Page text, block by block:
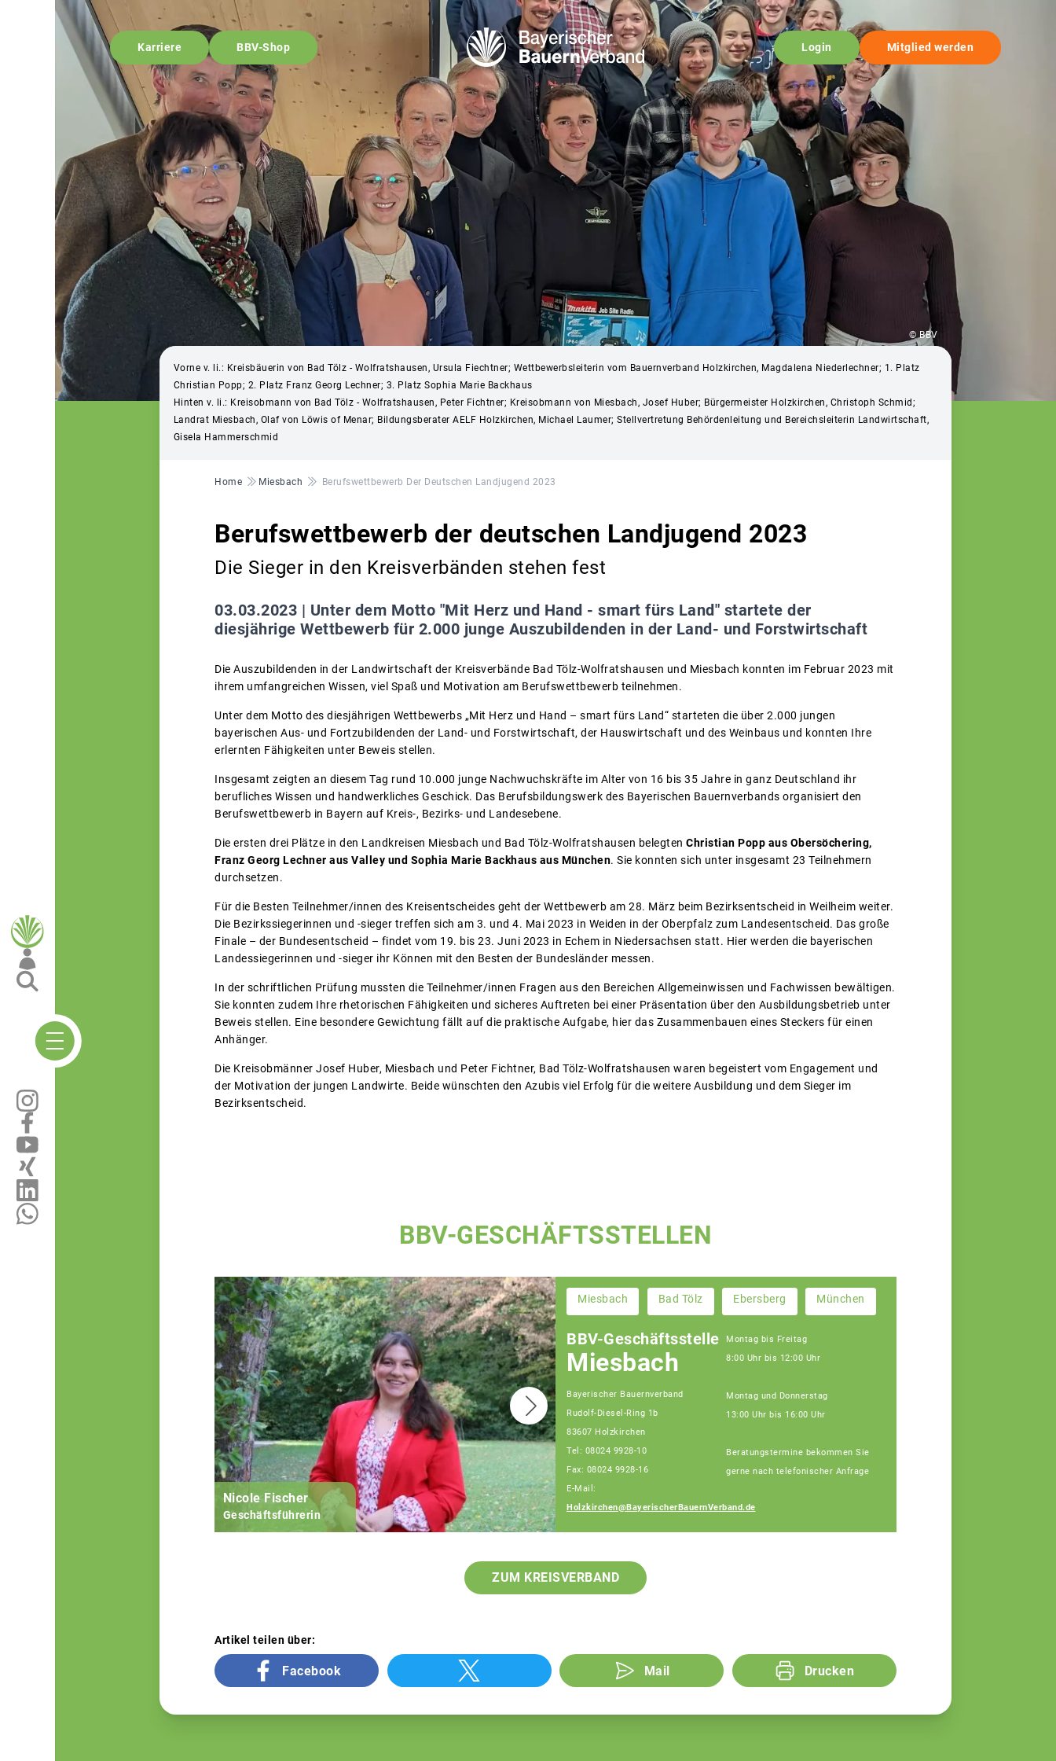
Karriere BBV-Shop Login Mitglied werden
© BBV
Vorne v. li.: Kreisbäuerin von Bad Tölz - Wolfratshausen, Ursula Fiechtner; Wettbewerbsleiterin vom Bauernverband Holzkirchen, Magdalena Niederlechner; 1. Platz
Christian Popp; 2. Platz Franz Georg Lechner; 3. Platz Sophia Marie Backhaus
Hinten v. li.: Kreisobmann von Bad Tölz - Wolfratshausen, Peter Fichtner; Kreisobmann von Miesbach, Josef Huber; Bürgermeister Holzkirchen, Christoph Schmid;
Landrat Miesbach, Olaf von Löwis of Menar; Bildungsberater AELF Holzkirchen, Michael Laumer; Stellvertretung Behördenleitung und Bereichsleiterin Landwirtschaft,
Gisela Hammerschmid
Pfadnavigation
Home Miesbach Berufswettbewerb Der Deutschen Landjugend 2023
Berufswettbewerb der deutschen Landjugend 2023
Die Sieger in den Kreisverbänden stehen fest
03.03.2023 | Unter dem Motto "Mit Herz und Hand - smart fürs Land" startete der
diesjährige Wettbewerb für 2.000 junge Auszubildenden in der Land- und Forstwirtschaft
Die Auszubildenden in der Landwirtschaft der Kreisverbände Bad Tölz-Wolfratshausen und Miesbach konnten im Februar 2023 mit
ihrem umfangreichen Wissen, viel Spaß und Motivation am Berufswettbewerb teilnehmen.
Unter dem Motto des diesjährigen Wettbewerbs „Mit Herz und Hand – smart fürs Land“ starteten die über 2.000 jungen
bayerischen Aus- und Fortzubildenden der Land- und Forstwirtschaft, der Hauswirtschaft und des Weinbaus und konnten Ihre
erlernten Fähigkeiten unter Beweis stellen.
Insgesamt zeigten an diesem Tag rund 10.000 junge Nachwuchskräfte im Alter von 16 bis 35 Jahre in ganz Deutschland ihr
berufliches Wissen und handwerkliches Geschick. Das Berufsbildungswerk des Bayerischen Bauernverbands organisiert den
Berufswettbewerb in Bayern auf Kreis-, Bezirks- und Landesebene.
Die ersten drei Plätze in den Landkreisen Miesbach und Bad Tölz-Wolfratshausen belegten Christian Popp aus Obersöchering,
Franz Georg Lechner aus Valley und Sophia Marie Backhaus aus München. Sie konnten sich unter insgesamt 23 Teilnehmern
durchsetzen.
Für die Besten Teilnehmer/innen des Kreisentscheides geht der Wettbewerb am 28. März beim Bezirksentscheid in Weilheim weiter.
Die Bezirkssiegerinnen und -sieger treffen sich am 3. und 4. Mai 2023 in Weiden in der Oberpfalz zum Landesentscheid. Das große
Finale – der Bundesentscheid – findet vom 19. bis 23. Juni 2023 in Echem in Niedersachsen statt. Hier werden die bayerischen
Landessiegerinnen und -sieger ihr Können mit den Besten der Bundesländer messen.
In der schriftlichen Prüfung mussten die Teilnehmer/innen Fragen aus den Bereichen Allgemeinwissen und Fachwissen bewältigen.
Sie konnten zudem Ihre rhetorischen Fähigkeiten und sicheres Auftreten bei einer Präsentation über den Ausbildungsbetrieb unter
Beweis stellen. Eine besondere Gewichtung fällt auf die praktische Aufgabe, hier das Zusammenbauen eines Steckers für einen
Anhänger.
Die Kreisobmänner Josef Huber, Miesbach und Peter Fichtner, Bad Tölz-Wolfratshausen waren begeistert vom Engagement und
der Motivation der jungen Landwirte. Beide wünschten den Azubis viel Erfolg für die weitere Ausbildung und dem Sieger im
Bezirksentscheid.
BBV-GESCHÄFTSSTELLEN
Nicole Fischer
Geschäftsführerin Fachberaterin
Miesbach Bad Tölz Ebersberg München
BBV-Geschäftsstelle
Miesbach
Bayerischer Bauernverband
Rudolf-Diesel-Ring 1b
83607 Holzkirchen
Tel: 08024 9928-10
Fax: 08024 9928-16
E-Mail:
Holzkirchen@BayerischerBauernVerband.de
Montag bis Freitag
8:00 Uhr bis 12:00 Uhr
Montag und Donnerstag
13:00 Uhr bis 16:00 Uhr
Beratungstermine bekommen Sie
gerne nach telefonischer Anfrage
ZUM KREISVERBAND
Artikel teilen über:
Facebook Mail Drucken